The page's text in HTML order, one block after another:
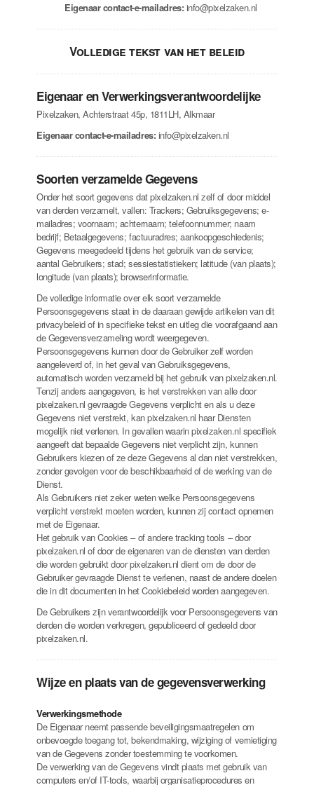
Eigenaar contact-e-mailadres: info@pixelzaken.nl
Volledige tekst van het beleid
Eigenaar en Verwerkingsverantwoordelijke
Pixelzaken, Achterstraat 45p, 1811LH, Alkmaar
Eigenaar contact-e-mailadres: info@pixelzaken.nl
Soorten verzamelde Gegevens
Onder het soort gegevens dat pixelzaken.nl zelf of door middel
van derden verzamelt, vallen: Trackers; Gebruiksgegevens; e-
mailadres; voornaam; achternaam; telefoonnummer; naam
bedrijf; Betaalgegevens; factuuradres; aankoopgeschiedenis;
Gegevens meegedeeld tijdens het gebruik van de service;
aantal Gebruikers; stad; sessiestatistieken; latitude (van plaats);
longitude (van plaats); browserinformatie.
De volledige informatie over elk soort verzamelde
Persoonsgegevens staat in de daaraan gewijde artikelen van dit
privacybeleid of in specifieke tekst en uitleg die voorafgaand aan
de Gegevensverzameling wordt weergegeven.
Persoonsgegevens kunnen door de Gebruiker zelf worden
aangeleverd of, in het geval van Gebruiksgegevens,
automatisch worden verzameld bij het gebruik van pixelzaken.nl.
Tenzij anders aangegeven, is het verstrekken van alle door
pixelzaken.nl gevraagde Gegevens verplicht en als u deze
Gegevens niet verstrekt, kan pixelzaken.nl haar Diensten
mogelijk niet verlenen. In gevallen waarin pixelzaken.nl specifiek
aangeeft dat bepaalde Gegevens niet verplicht zijn, kunnen
Gebruikers kiezen of ze deze Gegevens al dan niet verstrekken,
zonder gevolgen voor de beschikbaarheid of de werking van de
Dienst.
Als Gebruikers niet zeker weten welke Persoonsgegevens
verplicht verstrekt moeten worden, kunnen zij contact opnemen
met de Eigenaar.
Het gebruik van Cookies – of andere tracking tools – door
pixelzaken.nl of door de eigenaren van de diensten van derden
die worden gebruikt door pixelzaken.nl dient om de door de
Gebruiker gevraagde Dienst te verlenen, naast de andere doelen
die in dit documenten in het Cookiebeleid worden aangegeven.
De Gebruikers zijn verantwoordelijk voor Persoonsgegevens van
derden die worden verkregen, gepubliceerd of gedeeld door
pixelzaken.nl.
Wijze en plaats van de gegevensverwerking
Verwerkingsmethode
De Eigenaar neemt passende beveiligingsmaatregelen om
onbevoegde toegang tot, bekendmaking, wijziging of vernietiging
van de Gegevens zonder toestemming te voorkomen.
De verwerking van de Gegevens vindt plaats met gebruik van
computers en/of IT-tools, waarbij organisatieprocedures en